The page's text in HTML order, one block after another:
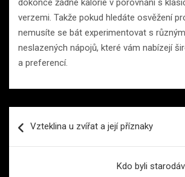
dokonce žádné kalorie v porovnání s
verzemi. Takže pokud hledáte osvěžení
nemusíte se bát experimentovat s
neslazených nápojů, které vám nabízejí
a preferencí.
pro
Vzteklina u zvířat a její příznaky
Kdo byli